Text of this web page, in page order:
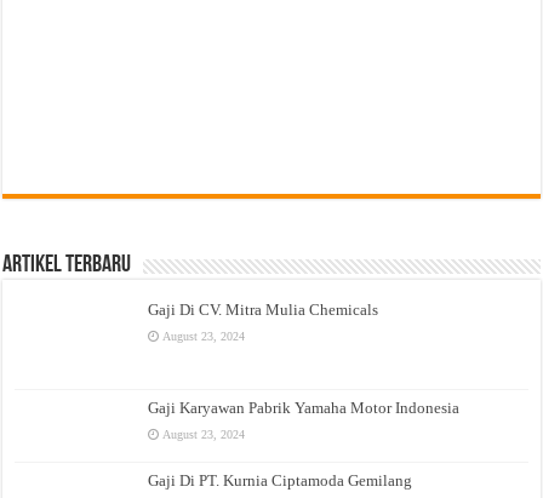
Artikel Terbaru
Gaji Di CV. Mitra Mulia Chemicals
August 23, 2024
Gaji Karyawan Pabrik Yamaha Motor Indonesia
August 23, 2024
Gaji Di PT. Kurnia Ciptamoda Gemilang